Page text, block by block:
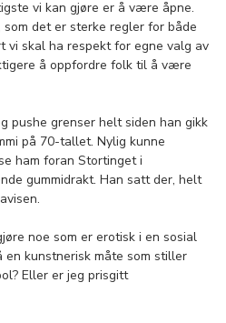
vi kan gjøre er å være åpne.
som det er sterke regler for både
vi skal ha respekt for egne valg av
å oppfordre folk til å være
pushe grenser helt siden han gikk
på 70-tallet. Nylig kunne
ham foran Stortinget i
gummidrakt. Han satt der, helt
noe som er erotisk i en sosial
kunstnerisk måte som stiller
Eller er jeg prisgitt